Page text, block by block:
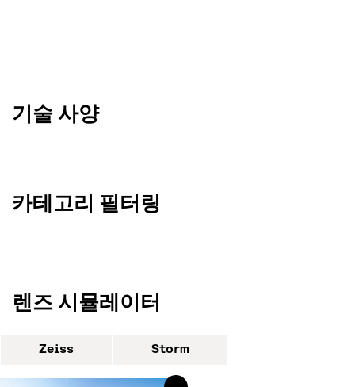
기술 사양
카테고리 필터링
렌즈 시뮬레이터
Zeiss Storm